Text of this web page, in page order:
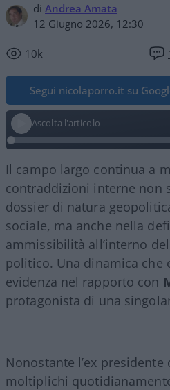
di Andrea Amata
12 Giugno 2026, 12:30
10k
Segui nicolaporro.it su
Ascolta l'articolo
Il campo largo continua a
contraddizioni interne non
dossier di natura
sociale, ma anche nella
ammissibilità all’interno
politico. Una dinamica che
evidenza nel rapporto con
protagonista di una
Nonostante l’ex presidente
moltiplichi